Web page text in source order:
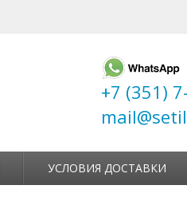
+7 (351)
УСЛОВИЯ ДОСТАВКИ